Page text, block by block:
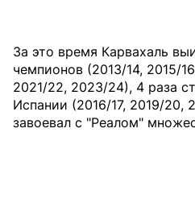
За это время Карвахаль
чемпионов (2013/14, 2015/
2021/22, 2023/24), 4 раза
Испании (2016/17, 2019/20,
завоевал с "Реалом"